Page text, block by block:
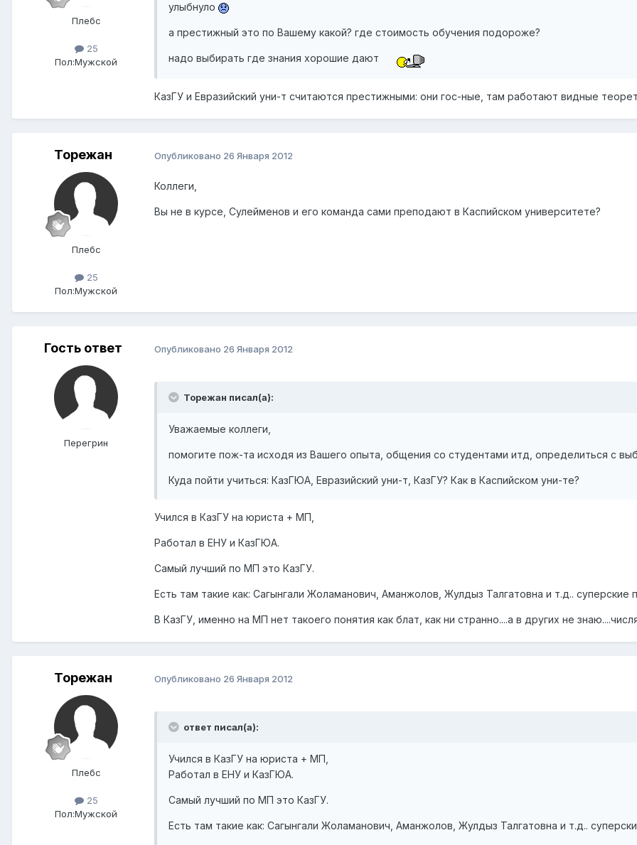
Плебс
25
Пол:Мужской
улыбнуло
а престижный это по Вашему какой? где стоимость обучения подороже?
надо выбирать где знания хорошие дают
КазГУ и Евразийский уни-т считаются престижными: они гос-ные, там работают видные
Торежан
Плебс
25
Пол:Мужской
Опубликовано 26 Января 2012
Коллеги,
Вы не в курсе, Сулейменов и его команда сами преподают в Каспийском университете?
Гость ответ
Перегрин
Опубликовано 26 Января 2012
Торежан писал(а):
Уважаемые коллеги,
помогите пож-та исходя из Вашего опыта, общения со студентами итд, определиться с
Куда пойти учиться: КазГЮА, Евразийский уни-т, КазГУ? Как в Каспийском уни-те?
Учился в КазГУ на юриста + МП,
Работал в ЕНУ и КазГЮА.
Самый лучший по МП это КазГУ.
Есть там такие как: Сагынгали Жоламанович, Аманжолов, Жулдыз Талгатовна и т.д..
В КазГУ, именно на МП нет такоего понятия как блат, как ни странно....а в других не
Торежан
Плебс
25
Пол:Мужской
Опубликовано 26 Января 2012
ответ писал(а):
Учился в КазГУ на юриста + МП,
Работал в ЕНУ и КазГЮА.
Самый лучший по МП это КазГУ.
Есть там такие как: Сагынгали Жоламанович, Аманжолов, Жулдыз Талгатовна и т.д..